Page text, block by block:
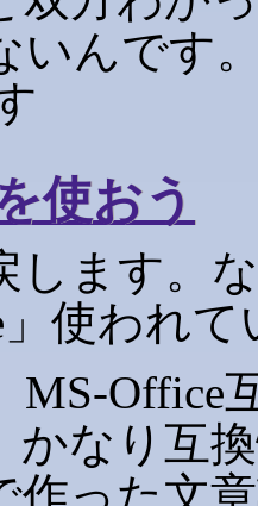
いんです
使おう
します。
」使われ
MS-Office
かなり互
作った文